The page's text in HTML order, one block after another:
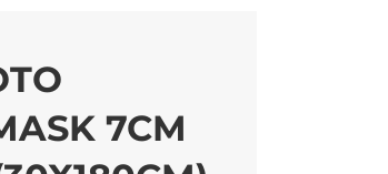
7CM